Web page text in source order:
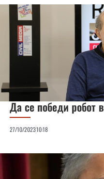
Да се победи робот
27/10/202310:18